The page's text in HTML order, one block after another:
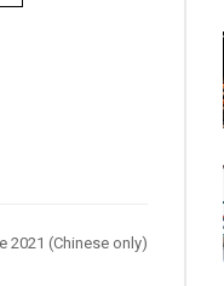
2021 (Chinese only)